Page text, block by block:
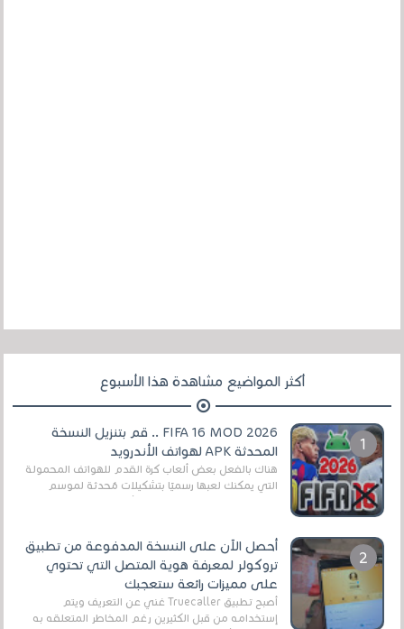
أكثر المواضيع مشاهدة هذا الأسبوع
FIFA 16 MOD 2026 .. قم بتنزيل النسخة
المحدثة APK لهواتف الأندرويد
هناك بالفعل بعض ألعاب كرة القدم للهواتف المحمولة
التي يمكنك لعبها رسميًا بتشكيلات مُحدثة لموسم
أحصل الآن على النسخة المدفوعة من تطبيق
تروكولر لمعرفة هوية المتصل التي تحتوي
على مميزات رائعة ستعجبك
أصبح تطبيق Truecaller غني عن التعريف ويتم
إستخدامه من قبل الكثيرين رغم المخاطر المتعلقه به